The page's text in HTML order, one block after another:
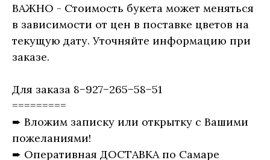
ВАЖНО - Стоимость букета может меняться
в зависимости от цен в поставке цветов на
текущую дату. Уточняйте информацию при
заказе.
Для заказа 8−927−265−58−51
=========
➨ Вложим записку или открытку с Вашими
пожеланиями!
➨ Оперативная ДОСТАВКА по Самаре